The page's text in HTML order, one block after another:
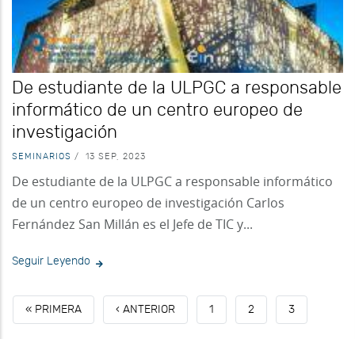
De estudiante de la ULPGC a responsable
informático de un centro europeo de
investigación
SEMINARIOS / 13 SEP, 2023
De estudiante de la ULPGC a responsable informático
de un centro europeo de investigación Carlos
Fernández San Millán es el Jefe de TIC y...
Seguir Leyendo
PRIMERA
« PRIMERA PÁGINA
‹ ANTERIOR PAGE
1 PAGE
2 PAGE
3